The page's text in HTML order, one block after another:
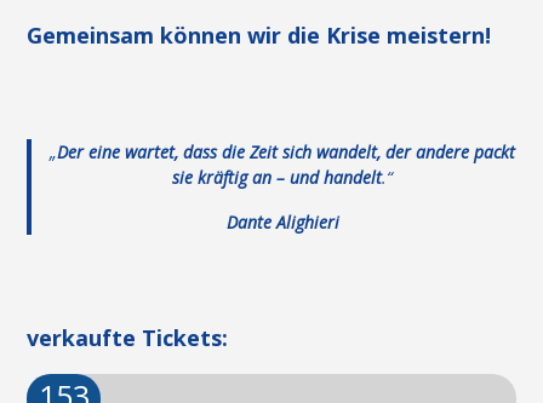
Gemeinsam können wir die Krise meistern!
„Der eine wartet, dass die Zeit sich wandelt, der andere packt
sie kräftig an – und handelt.“
Dante Alighieri
verkaufte Tickets: